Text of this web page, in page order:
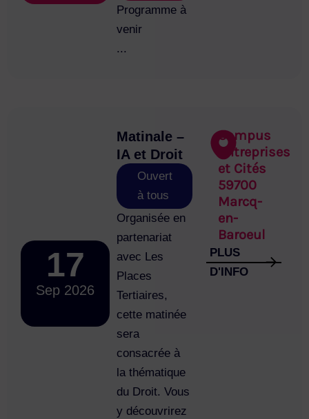
Programme à
venir
...
17
Sep 2026
Matinale –
IA et Droit
Ouvert
à tous
Organisée en
partenariat
avec Les
Places
Tertiaires,
cette matinée
sera
consacrée à
la thématique
du Droit. Vous
y découvrirez
Campus
Entreprises
et Cités
59700
Marcq-
en-
Baroeul
PLUS
D'INFO